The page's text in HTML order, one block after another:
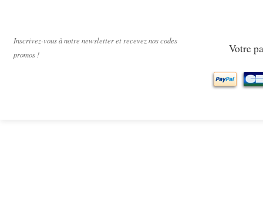
Inscrivez-vous à notre newsletter et recevez nos codes
promos !
Votre